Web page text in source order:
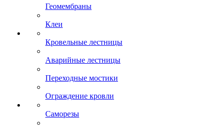
Геомембраны
Клеи
Кровельные лестницы
Аварийные лестницы
Переходные мостики
Ограждение кровли
Саморезы